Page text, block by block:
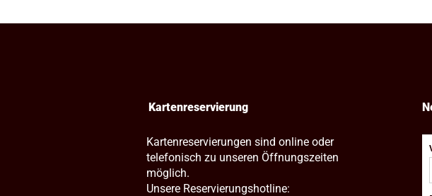
Kartenreservierung
Kartenreservierungen sind online oder
telefonisch zu unseren Öffnungszeiten
möglich.
Unsere Reservierungshotline: